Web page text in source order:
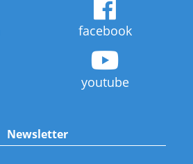
facebook
youtube
Newsletter